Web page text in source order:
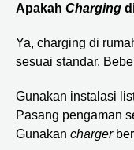
Apakah Charging
Ya, charging di
sesuai standar.
Gunakan instalasi
Pasang pengaman
Gunakan charger